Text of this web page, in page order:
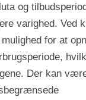
og
varighed. Ved
for at
Der kan